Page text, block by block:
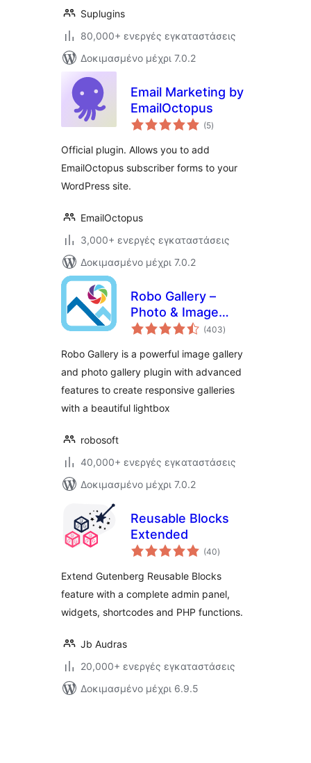
Suplugins
80,000+ ενεργές εγκαταστάσεις
Δοκιμασμένο μέχρι 7.0.2
Email Marketing by
EmailOctopus
(5αξιολογήσεις
σύνολο
)
Official plugin. Allows you to add
EmailOctopus subscriber forms to your
WordPress site.
EmailOctopus
3,000+ ενεργές εγκαταστάσεις
Δοκιμασμένο μέχρι 7.0.2
Robo Gallery –
Photo & Image
Slider
(403αξιολογήσεις
σύνολο
)
Robo Gallery is a powerful image gallery
and photo gallery plugin with advanced
features to create responsive galleries
with a beautiful lightbox
robosoft
40,000+ ενεργές εγκαταστάσεις
Δοκιμασμένο μέχρι 7.0.2
Reusable Blocks
Extended
(40αξιολογήσεις
σύνολο
)
Extend Gutenberg Reusable Blocks
feature with a complete admin panel,
widgets, shortcodes and PHP functions.
Jb Audras
20,000+ ενεργές εγκαταστάσεις
Δοκιμασμένο μέχρι 6.9.5